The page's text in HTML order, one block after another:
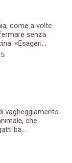
come a volte
senza
«Esageri...
vagheggiamento
che
ba...